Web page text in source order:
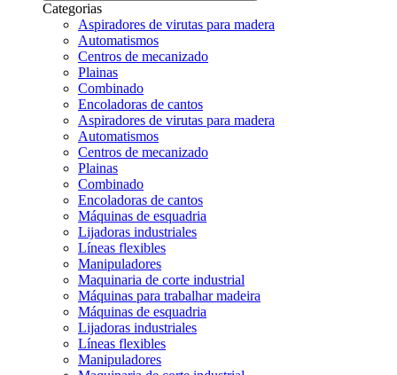
Categorias
Aspiradores de virutas para madera
Automatismos
Centros de mecanizado
Plainas
Combinado
Encoladoras de cantos
Aspiradores de virutas para madera
Automatismos
Centros de mecanizado
Plainas
Combinado
Encoladoras de cantos
Máquinas de esquadria
Lijadoras industriales
Líneas flexibles
Manipuladores
Maquinaria de corte industrial
Máquinas para trabalhar madeira
Máquinas de esquadria
Lijadoras industriales
Líneas flexibles
Manipuladores